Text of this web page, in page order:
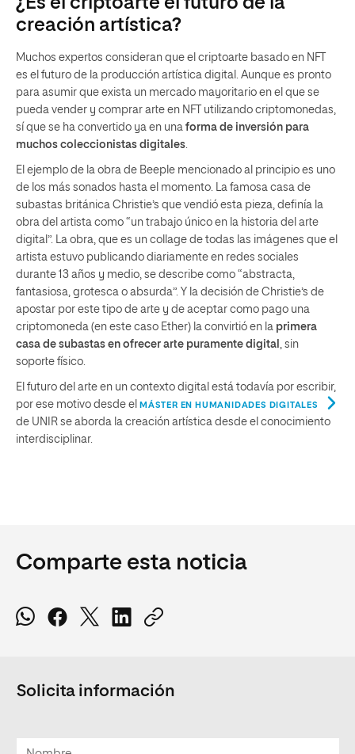
creación artística?
Muchos expertos consideran que el criptoarte basado en NFT
es el futuro de la producción artística digital. Aunque es pronto
para asumir que exista un mercado mayoritario en el que se
pueda vender y comprar arte en NFT utilizando criptomonedas,
sí que se ha convertido ya en una forma de inversión para
muchos coleccionistas digitales
El ejemplo de la obra de Beeple mencionado al principio es uno
de los más sonados hasta el momento. La famosa casa de
subastas británica Christie’s que vendió esta pieza, definía la
obra del artista como “un trabajo único en la historia del arte
digital”. La obra, que es un collage de todas las imágenes que el
artista estuvo publicando diariamente en redes sociales
durante 13 años y medio, se describe como “abstracta,
fantasiosa, grotesca o absurda”. Y la decisión de Christie’s de
apostar por este tipo de arte y de aceptar como pago una
criptomoneda (en este caso Ether) la convirtió en la primera
casa de subastas en ofrecer arte puramente digital
, sin
soporte físico.
El futuro del arte en un contexto digital está todavía por escribir,
por ese motivo desde el
MÁSTER EN HUMANIDADES DIGITALES
de UNIR se aborda la creación artística desde el conocimiento
interdisciplinar.
Comparte esta noticia
Solicita información